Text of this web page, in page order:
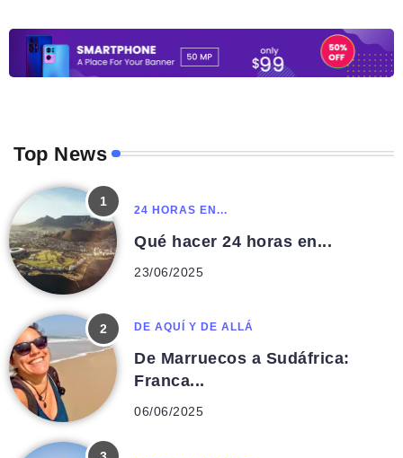
Top News
24 HORAS EN...
Qué hacer 24 horas en...
23/06/2025
DE AQUÍ Y DE ALLÁ
De Marruecos a Sudáfrica:
Franca...
06/06/2025